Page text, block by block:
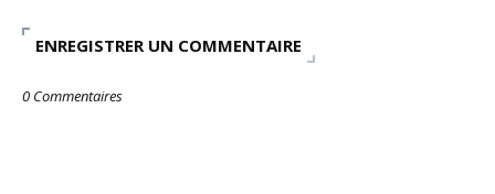
ENREGISTRER UN COMMENTAIRE
0 Commentaires